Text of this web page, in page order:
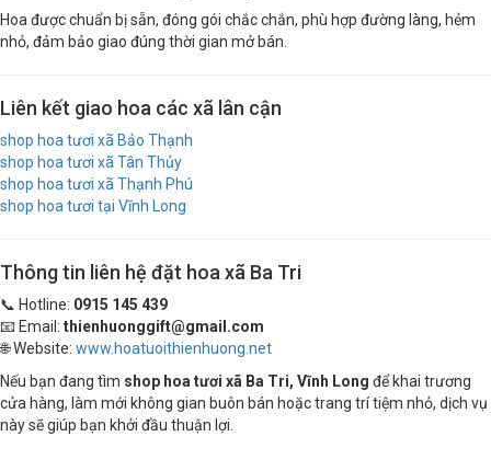
Hoa được chuẩn bị sẵn, đóng gói chắc chắn, phù hợp đường làng, hẻm
nhỏ, đảm bảo giao đúng thời gian mở bán.
Liên kết giao hoa các xã lân cận
shop hoa tươi xã Bảo Thạnh
shop hoa tươi xã Tân Thủy
shop hoa tươi xã Thạnh Phú
shop hoa tươi tại Vĩnh Long
Thông tin liên hệ đặt hoa xã Ba Tri
📞 Hotline: 0915 145 439
📧 Email: thienhuonggift@gmail.com
🌐 Website: www.hoatuoithienhuong.net
Nếu bạn đang tìm shop hoa tươi xã Ba Tri, Vĩnh Long để khai trương
cửa hàng, làm mới không gian buôn bán hoặc trang trí tiệm nhỏ, dịch vụ
này sẽ giúp bạn khởi đầu thuận lợi.